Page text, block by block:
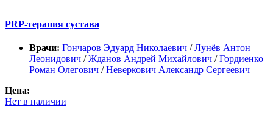
PRP-терапия сустава
Врачи: Гончаров Эдуард Николаевич /Лунёв Антон
Леонидович /Жданов Андрей Михайлович /Гордиенко
Роман Олегович /Неверкович Александр Сергеевич
Цена:
Нет в наличии